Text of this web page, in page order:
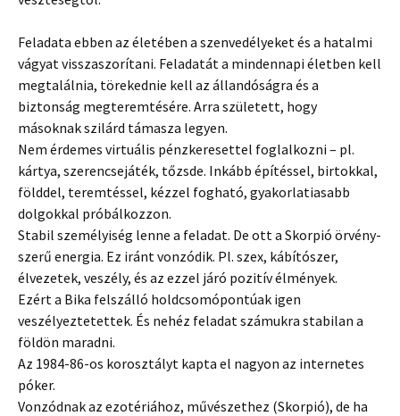
Feladata ebben az életében a szenvedélyeket és a hatalmi
vágyat visszaszorítani. Feladatát a mindennapi életben kell
megtalálnia, törekednie kell az állandóságra és a
biztonság megteremtésére. Arra született, hogy
másoknak szilárd támasza legyen.
Nem érdemes virtuális pénzkeresettel foglalkozni – pl.
kártya, szerencsejáték, tőzsde. Inkább építéssel, birtokkal,
földdel, teremtéssel, kézzel fogható, gyakorlatiasabb
dolgokkal próbálkozzon.
Stabil személyiség lenne a feladat. De ott a Skorpió örvény-
szerű energia. Ez iránt vonzódik. Pl. szex, kábítószer,
élvezetek, veszély, és az ezzel járó pozitív élmények.
Ezért a Bika felszálló holdcsomópontúak igen
veszélyeztetettek. És nehéz feladat számukra stabilan a
földön maradni.
Az 1984-86-os korosztályt kapta el nagyon az internetes
póker.
Vonzódnak az ezotériához, művészethez (Skorpió), de ha